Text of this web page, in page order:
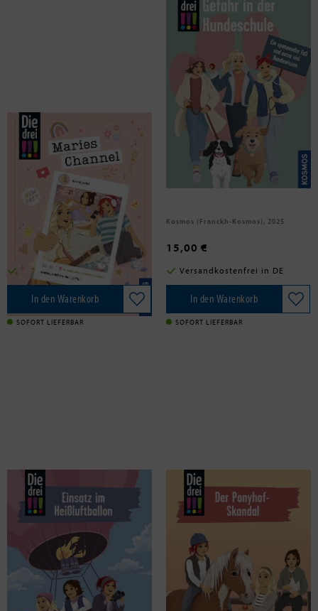
Flammang, Sina
Die drei !!!, Maries Channel,
#endlich_online
Franckh-Kosmos, 2025
15,00 €
Versandkostenfrei in DE
In den Warenkorb
SOFORT LIEFERBAR
Mann, Miriam
Die drei !!!, Gefahr in der
Hundeschule
Kosmos (Franckh-Kosmos), 2025
15,00 €
Versandkostenfrei in DE
In den Warenkorb
SOFORT LIEFERBAR